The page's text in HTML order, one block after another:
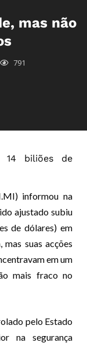
mas não
791
14 biliões de
informou na
ajustado subiu
de dólares) em
suas acções
em um
mais fraco no
pelo Estado
na segurança